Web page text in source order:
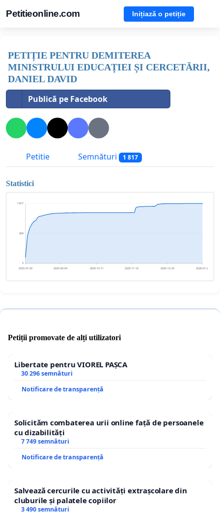
Petitieonline.com Inițiază o petiție
PETIȚIE PENTRU DEMITEREA
MINISTRULUI EDUCAȚIEI ȘI CERCETĂRII,
DANIEL DAVID
Publică pe Facebook
Petitie Semnături 1 817
Statistici
0
909
1 817
2025-07-30 2025-09-04 2025-10-11 2025-11-16 2025-12-23 2026-01-28
Petiții promovate de alți utilizatori
Libertate pentru VIOREL PAȘCA
30 296 semnături
Notificare de transparență
Solicităm combaterea urii online față de persoanele
cu dizabilități
7 749 semnături
Notificare de transparență
Salvează cercurile cu activități extrașcolare din
cluburile și palatele copiilor
3 490 semnături